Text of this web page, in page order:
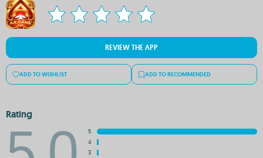
REVIEW THE APP
ADD TO WISHLIST ADD TO RECOMMENDED
Rating
5
4
3